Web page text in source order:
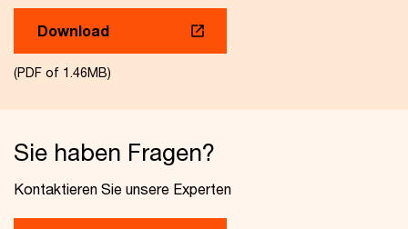
Download
(PDF of 1.46MB)
Sie haben Fragen?
Kontaktieren Sie unsere Experten